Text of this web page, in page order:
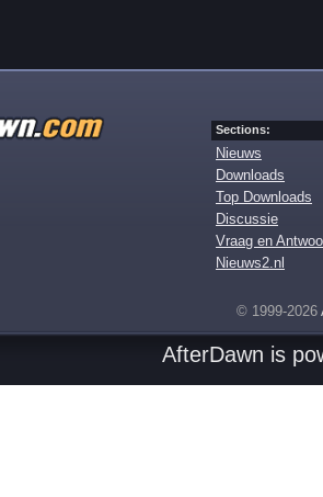
Sections:
Nieuws
Downloads
Top Downloads
Discussie
Vraag en
Nieuws2.nl
© 1999-2026
AfterDawn is